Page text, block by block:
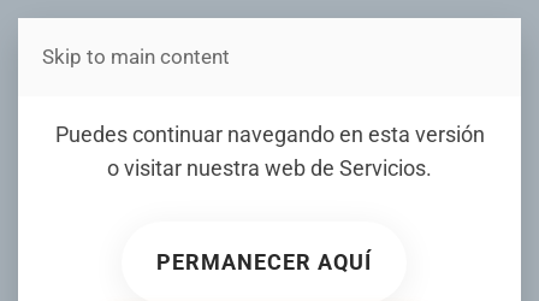
Estás en Telenord Medios
Puedes continuar navegando en esta versión
o visitar nuestra web de Servicios.
PERMANECER AQUÍ
Skip to main content
Un hombre acaricia un lobo
marino en una playa y
los turistas